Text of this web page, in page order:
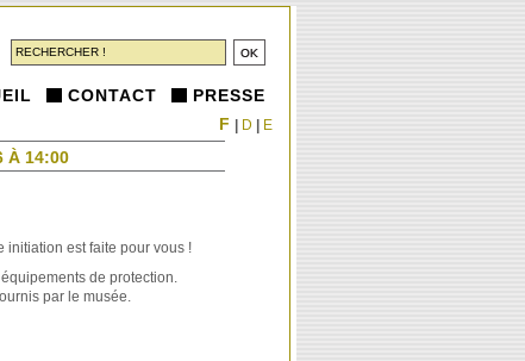
CONTACT PRESSE
À 14:00
initiation est faite pour vous !
de protection.
par le musée.
F D E